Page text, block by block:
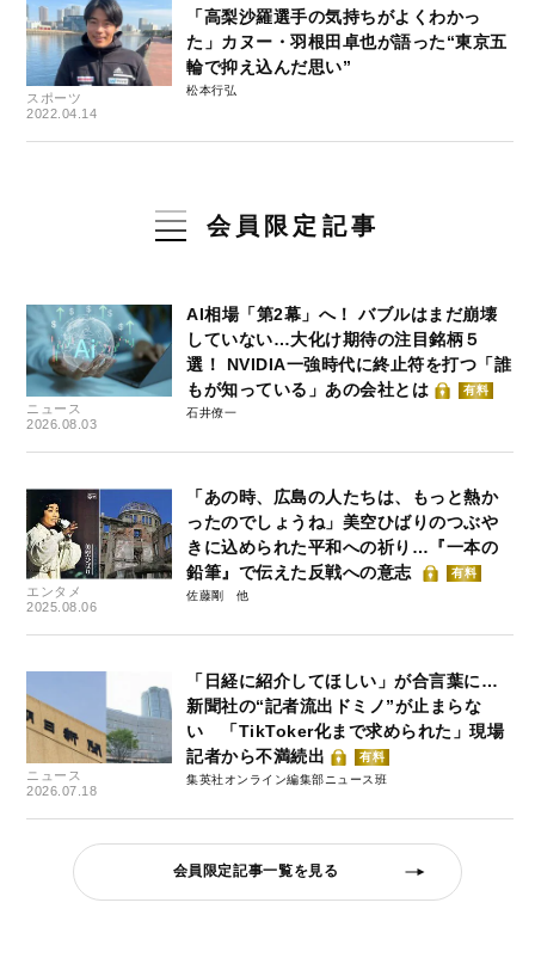
スポーツ
2022.04.14
「高梨沙羅選手の気持ちがよくわかっ
た」カヌー・羽根田卓也が語った“東京五
輪で抑え込んだ思い”
松本行弘
会員限定記事
ニュース
2026.08.03
AI相場「第2幕」へ！ バブルはまだ崩壊
していない…大化け期待の注目銘柄５
選！ NVIDIA一強時代に終止符を打つ「誰
もが知っている」あの会社とは
有料
石井僚一
エンタメ
2025.08.06
「あの時、広島の人たちは、もっと熱か
ったのでしょうね」美空ひばりのつぶや
きに込められた平和への祈り…『一本の
鉛筆』で伝えた反戦への意志
有料
佐藤剛
ニュース
2026.07.18
「日経に紹介してほしい」が合言葉に…
新聞社の“記者流出ドミノ”が止まらな
い 「TikToker化まで求められた」現場
記者から不満続出
有料
集英社オンライン編集部ニュース班
会員限定記事一覧を見る